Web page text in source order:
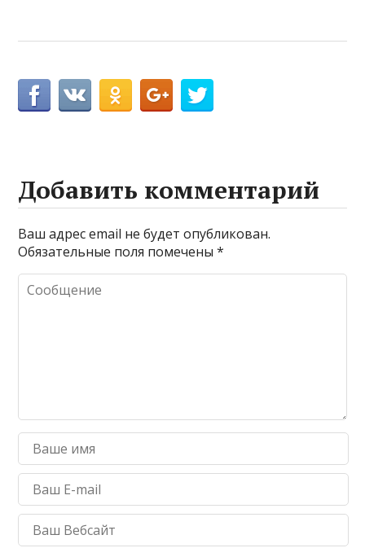
Добавить комментарий
Ваш адрес email не будет опубликован.
Обязательные поля помечены*